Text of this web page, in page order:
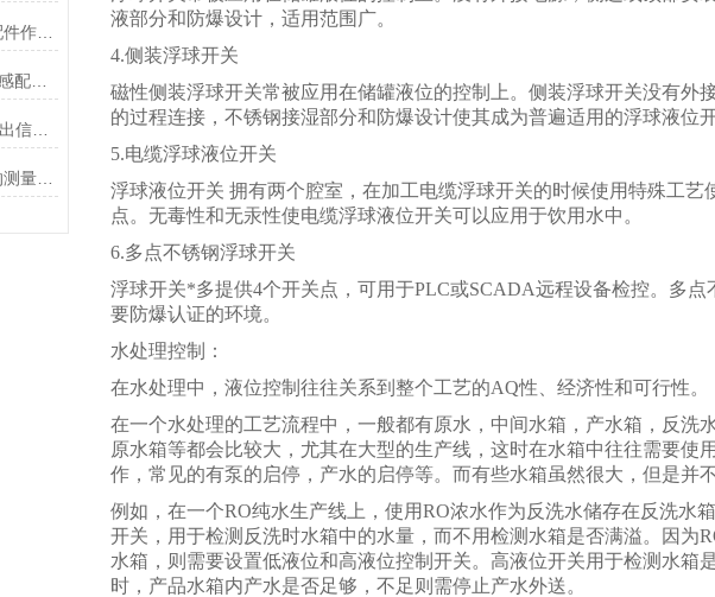
ZC-KEY-03 地外行星大气探测配件作为星际气象工具在浮球开关中的作用
GSK-2C 浮球液位计量子引力传感配件作为时空曲率探测组件的作用
AN-10C5B 连杆式浮球物位计输出信号不同的机械故障点？
ZC-KEY-03 连杆式浮球物位计的测量精度等级怎么划分？
液部分和防爆设计，适用范围广。
4.侧装浮球开关
磁性侧装浮球开关常被应用在储罐液位的控制上。侧装浮球开关没有外
的过程连接，不锈钢接湿部分和防爆设计使其成为普遍适用的浮球液位开
5.电缆浮球液位开关
浮球液位开关 拥有两个腔室，在加工电缆浮球开关的时候使用特殊工
点。无毒性和无汞性使电缆浮球液位开关可以应用于饮用水中。
6.多点不锈钢浮球开关
浮球开关*多提供4个开关点，可用于PLC或SCADA远程设备检控。多
要防爆认证的环境。
水处理控制：
在水处理中，液位控制往往关系到整个工艺的AQ性、经济性和可行性。
在一个水处理的工艺流程中，一般都有原水，中间水箱，产水箱，反洗
原水箱等都会比较大，尤其在大型的生产线，这时在水箱中往往需要使
作，常见的有泵的启停，产水的启停等。而有些水箱虽然很大，但是并
例如，在一个RO纯水生产线上，使用RO浓水作为反洗水储存在反洗水
开关，用于检测反洗时水箱中的水量，而不用检测水箱是否满溢。因为
水箱，则需要设置低液位和高液位控制开关。高液位开关用于检测水箱
时，产品水箱内产水是否足够，不足则需停止产水外送。